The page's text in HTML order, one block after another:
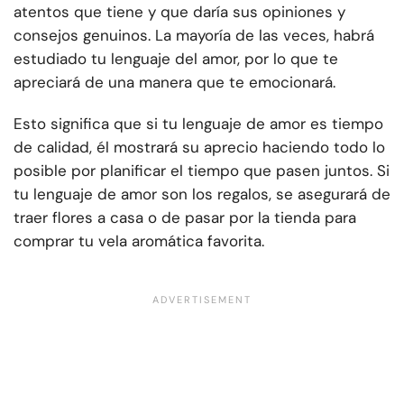
atentos que tiene y que daría sus opiniones y
consejos genuinos. La mayoría de las veces, habrá
estudiado tu lenguaje del amor, por lo que te
apreciará de una manera que te emocionará.
Esto significa que si tu lenguaje de amor es tiempo
de calidad, él mostrará su aprecio haciendo todo lo
posible por planificar el tiempo que pasen juntos. Si
tu lenguaje de amor son los regalos, se asegurará de
traer flores a casa o de pasar por la tienda para
comprar tu vela aromática favorita.